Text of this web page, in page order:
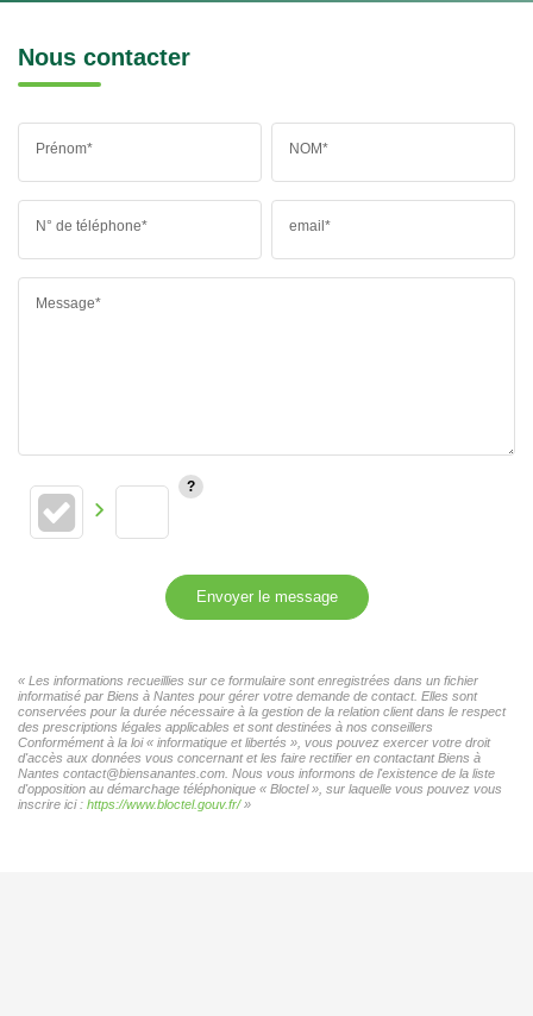
Nous contacter
Prénom* NOM*
N° de téléphone* email*
Message*
Envoyer le message
« Les informations recueillies sur ce formulaire sont enregistrées dans un fichier
informatisé par Biens à Nantes pour gérer votre demande de contact. Elles sont
conservées pour la durée nécessaire à la gestion de la relation client dans le respect
des prescriptions légales applicables et sont destinées à nos conseillers
Conformément à la loi « informatique et libertés », vous pouvez exercer votre droit
d'accès aux données vous concernant et les faire rectifier en contactant Biens à
Nantes contact@biensanantes.com. Nous vous informons de l'existence de la liste
d'opposition au démarchage téléphonique « Bloctel », sur laquelle vous pouvez vous
inscrire ici : https://www.bloctel.gouv.fr/»